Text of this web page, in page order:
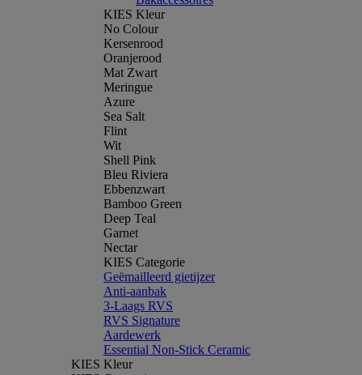
KIES Kleur
No Colour
Kersenrood
Oranjerood
Mat Zwart
Meringue
Azure
Sea Salt
Flint
Wit
Shell Pink
Bleu Riviera
Ebbenzwart
Bamboo Green
Deep Teal
Garnet
Nectar
KIES Categorie
Geëmailleerd gietijzer
Anti-aanbak
3-Laags RVS
RVS Signature
Aardewerk
Essential Non-Stick Ceramic
KIES Kleur